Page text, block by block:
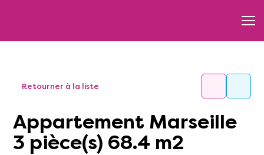
Retourner à la liste
Appartement Marseille
3 pièce(s) 68.4 m2